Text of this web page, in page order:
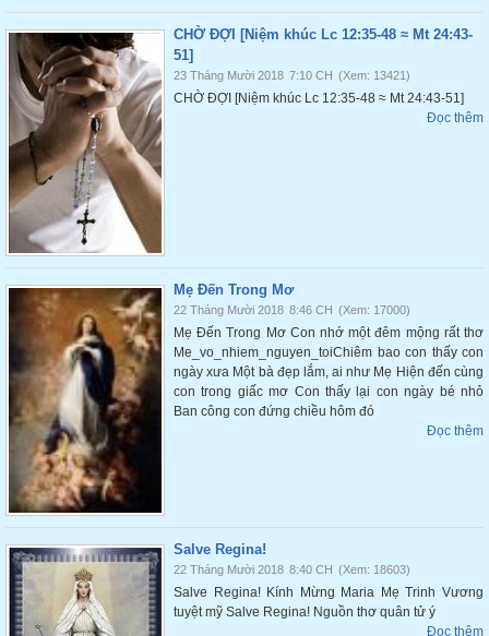
CHỜ ĐỢI [Niệm khúc Lc 12:35-48 ≈ Mt 24:43-
51]
23 Tháng Mười 2018 7:10 CH (Xem: 13421)
CHỜ ĐỢI [Niệm khúc Lc 12:35-48 ≈ Mt 24:43-51]
Đọc thêm
Mẹ Đến Trong Mơ
22 Tháng Mười 2018 8:46 CH (Xem: 17000)
Mẹ Đến Trong Mơ Con nhớ một đêm mộng rất thơ
Me_vo_nhiem_nguyen_toiChiêm bao con thấy con
ngày xưa Một bà đẹp lắm, ai như Mẹ Hiện đến cùng
con trong giấc mơ Con thấy lại con ngày bé nhỏ
Ban công con đứng chiều hôm đó
Đọc thêm
Salve Regina!
22 Tháng Mười 2018 8:40 CH (Xem: 18603)
Salve Regina! Kính Mừng Maria Mẹ Trinh Vương
tuyệt mỹ Salve Regina! Nguồn thơ quân tử ý
Đọc thêm